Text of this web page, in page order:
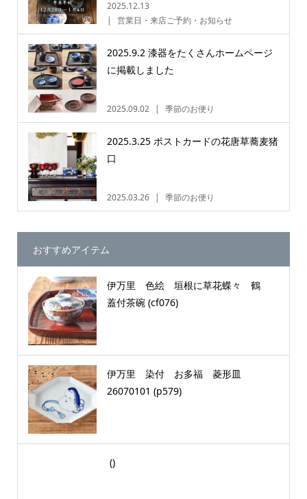
2025.12.13
営業日・来店ご予約・お知らせ
2025.9.2 漆器をたくさんホームページ
に掲載しました
2025.09.02 季節のお便り
2025.3.25 ポストカードの花唐草蕎麦猪
口
2025.03.26 季節のお便り
おすすめアイテム
伊万里 色絵 垣根に草花蝶々 鶴
蓋付茶碗 (cf076)
伊万里 染付 お多福 菱形皿
26070101 (p579)
()